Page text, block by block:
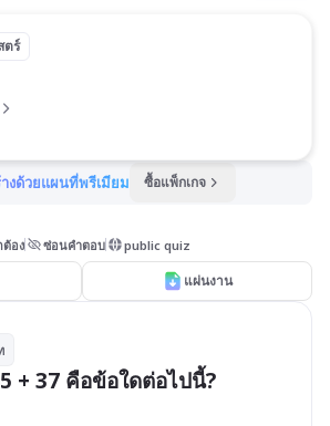
ร์
งด้วยแผนที่พรีเมียม ซื้อแพ็กเกจ
อง ซ่อนคำตอบ public quiz
แผ่นงาน
+ 37 คือข้อใดต่อไปนี้?